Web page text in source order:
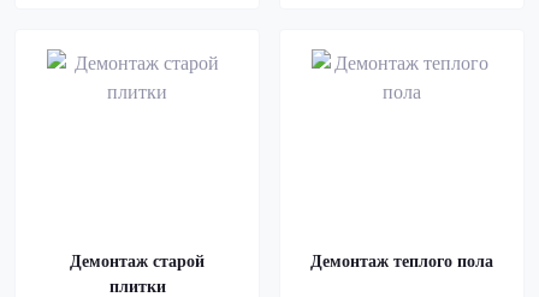
Демонтаж старой
плитки
Демонтаж теплого пола